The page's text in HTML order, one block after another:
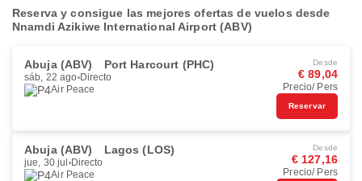
Reserva y consigue las mejores ofertas de vuelos desde
Nnamdi Azikiwe International Airport (ABV)
Abuja (ABV) Port Harcourt (PHC)
sáb, 22 ago Directo
Air Peace
Desde
€ 89,04
Precio/ Pers
Reservar
Abuja (ABV) Lagos (LOS)
jue, 30 jul Directo
Air Peace
Desde
€ 127,16
Precio/ Pers